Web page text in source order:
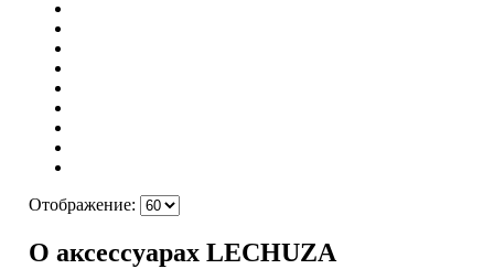
Отображение:
О аксессуарах LECHUZA